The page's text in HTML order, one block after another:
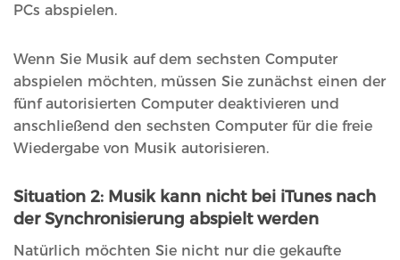
PCs abspielen.
Wenn Sie Musik auf dem sechsten Computer
abspielen möchten, müssen Sie zunächst einen der
fünf autorisierten Computer deaktivieren und
anschließend den sechsten Computer für die freie
Wiedergabe von Musik autorisieren.
Situation 2: Musik kann nicht bei iTunes nach
der Synchronisierung abspielt werden
Natürlich möchten Sie nicht nur die gekaufte